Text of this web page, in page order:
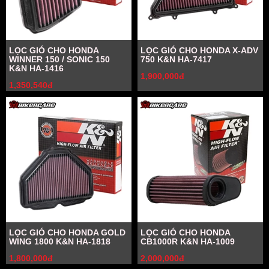
LỌC GIÓ CHO HONDA
WINNER 150 / SONIC 150
K&N HA-1416
1,350,540đ
LỌC GIÓ CHO HONDA X-ADV
750 K&N HA-7417
1,900,000đ
LỌC GIÓ CHO HONDA GOLD
WING 1800 K&N HA-1818
1,800,000đ
LỌC GIÓ CHO HONDA
CB1000R K&N HA-1009
2,000,000đ